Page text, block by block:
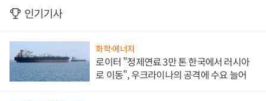
인기기사
화학·에너지
로이터 "정제연료 3만 톤 한국에서 러시아
로 이동", 우크라이나의 공격에 수요 늘어